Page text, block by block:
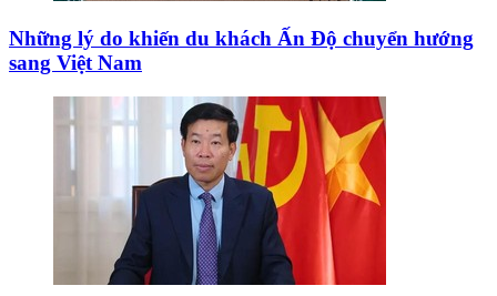
Những lý do khiến du khách Ấn Độ chuyển hướng
sang Việt Nam